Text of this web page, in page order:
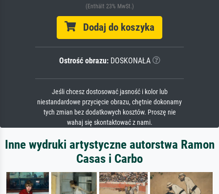
(Enthält 23% MwSt.)
Dodaj do koszyka
Ostrość obrazu:DOSKONAŁA
Jeśli chcesz dostosować jasność i kolor lub
niestandardowe przycięcie obrazu, chętnie dokonamy
tych zmian bez dodatkowych kosztów. Proszę nie
wahaj się skontaktować z nami.
Inne wydruki artystyczne autorstwa Ramon
Casas i Carbo